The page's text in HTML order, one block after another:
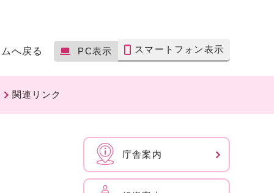
へ戻る PC表示 スマートフォン表示
関連リンク
庁舎案内